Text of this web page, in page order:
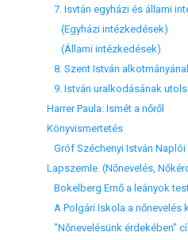
7. Isvtán egyházi és állami
(Egyházi intézkedések)
(Állami intézkedések)
8. Szent István
9. István uralkodásának
Harrer Paula: Ismét a nőről
Könyvismertetés
Gróf Széchenyi István Naplói
Lapszemle. (Nőnevelés,
Bokelberg Ernő a leányok
A Polgári Iskola a nőnevelés
"Nőnevelésünk érdekében"